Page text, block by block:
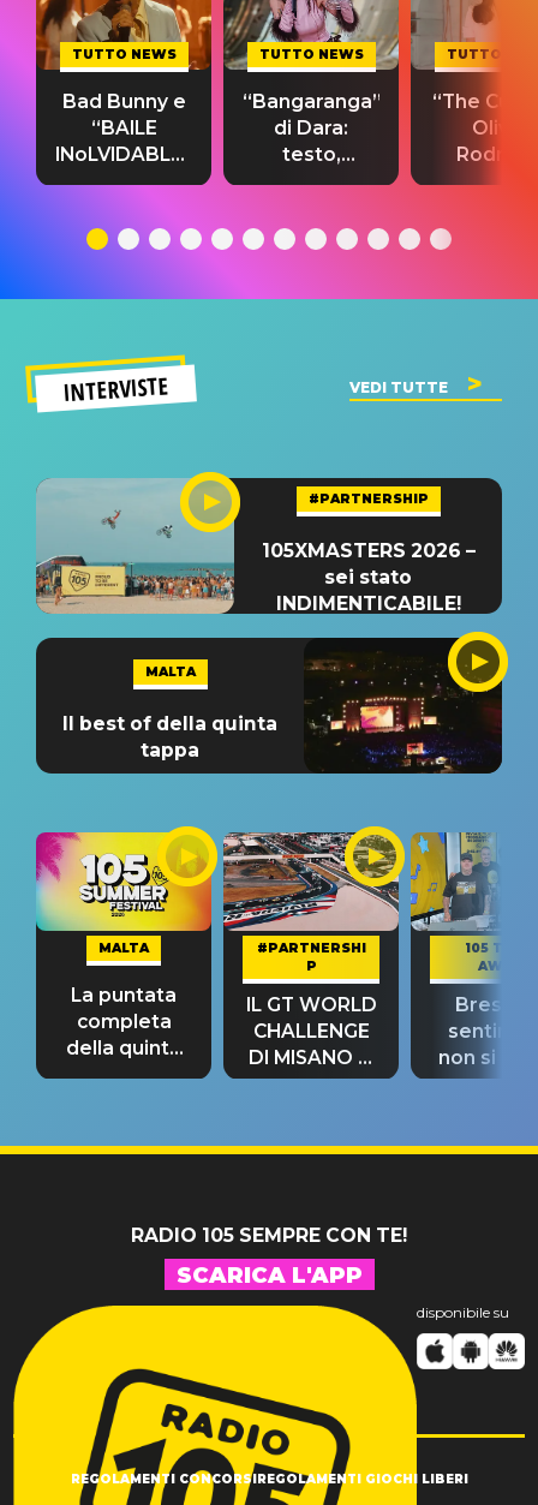
TUTTO NEWS
Bad Bunny e
“BAILE
INoLVIDABLE”:
testo,
significato
TUTTO NEWS
“Bangaranga”
di Dara:
testo,
traduzione e
del singolo
TUTTO
“The
Olivia
testo,
INTERVISTE VEDI TUTTE
#PARTNERSHIP
105XMASTERS 2026 –
sei stato
INDIMENTICABILE!
MALTA
Il best of della quinta
tappa
MALTA
La puntata
completa
della quinta
tappa
#PARTNERSHI
P
IL GT WORLD
CHALLENGE
DI MISANO si
riconferma
105 TAKE
AWAY
Bresh:
non si
fino alla
RADIO 105 SEMPRE CON TE!
SCARICA L'APP
disponibile su
REGOLAMENTI CONCORSI REGOLAMENTI GIOCHI LIBERI